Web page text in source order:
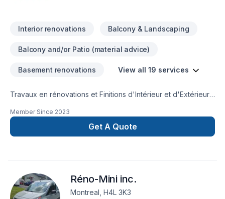
Interior renovations Balcony & Landscaping
Balcony and/or Patio (material advice)
Basement renovations View all 19 services
Travaux en rénovations et Finitions d'Intérieur et d'Extérieur.
Member Since 2023
Get A Quote
Réno-Mini inc.
Montreal, H4L 3K3